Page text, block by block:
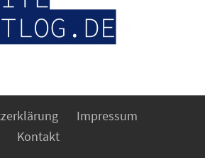
Impressum
Kontakt